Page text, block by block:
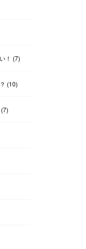
！ (7)
(10)
(7)